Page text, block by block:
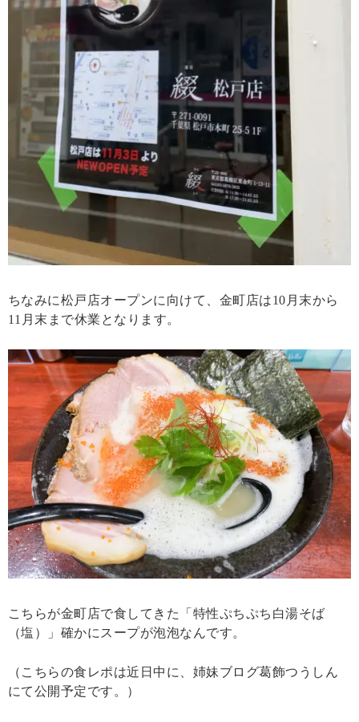
ちなみに松戸店オープンに向けて、金町店は10月末から
11月末まで休業となります。
こちらが金町店で食してきた「特性ぷちぷち白湯そば
（塩）」確かにスープが泡泡なんです。
（こちらの食レポは近日中に、姉妹ブログ葛飾つうしん
にて公開予定です。）